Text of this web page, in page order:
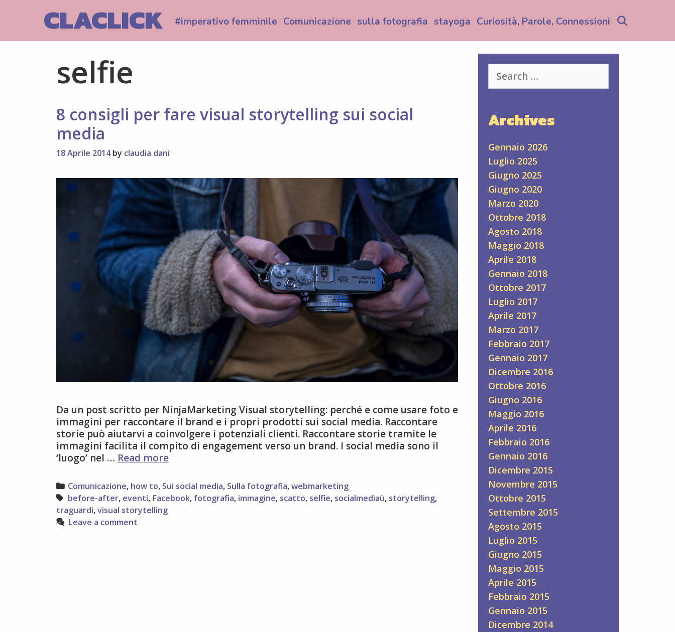
CLACLICK #imperativo femminile Comunicazione sulla fotografia stayoga Curiosità, Parole, Connessioni
selfie
8 consigli per fare visual storytelling sui social
media
18 Aprile 2014 by claudia dani
Da un post scritto per NinjaMarketing Visual storytelling: perché e come usare foto e
immagini per raccontare il brand e i propri prodotti sui social media. Raccontare
storie può aiutarvi a coinvolgere i potenziali clienti. Raccontare storie tramite le
immagini facilita il compito di engagement verso un brand. I social media sono il
‘luogo’ nel … Read more8
per
fare
visual
Categories
Comunicazione, how to, Sui social media, Sulla fotografia,webmarketing
Tags
before-after, eventi, Facebook, fotografia, immagine, scatto, selfie, socialmediaù, storytelling,
traguardi,visual storytelling
Leave a comment
for:
Archives
Gennaio 2026
Luglio 2025
Giugno 2025
Giugno 2020
Marzo 2020
Ottobre 2018
Agosto 2018
Maggio 2018
Aprile 2018
Gennaio 2018
Ottobre 2017
Luglio 2017
Aprile 2017
Marzo 2017
Febbraio 2017
Gennaio 2017
Dicembre 2016
Ottobre 2016
Giugno 2016
Maggio 2016
Aprile 2016
Febbraio 2016
Gennaio 2016
Dicembre 2015
Novembre 2015
Ottobre 2015
Settembre 2015
Agosto 2015
Luglio 2015
Giugno 2015
Maggio 2015
Aprile 2015
Febbraio 2015
Gennaio 2015
Dicembre 2014